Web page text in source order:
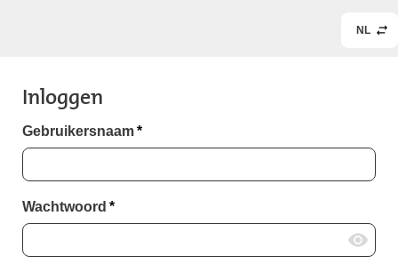
NL
Inloggen
Gebruikersnaam*
Wachtwoord *